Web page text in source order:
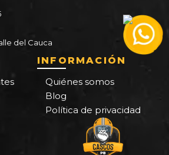
del Cauca
INFORMACIÓN
Quiénes somos
Blog
Política de privacidad